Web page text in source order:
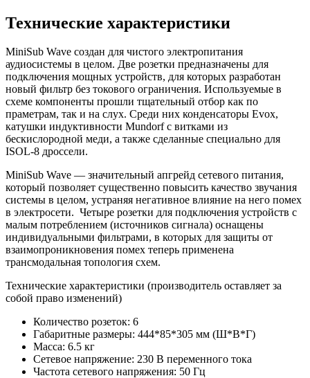
Технические характеристики
MiniSub Wave создан для чистого электропитания
аудиосистемы в целом. Две розетки предназначены для
подключения мощных устройств, для которых разработан
новый фильтр без токового ограничения. Используемые в
схеме компоненты прошли тщательный отбор как по
праметрам, так и на слух. Среди них конденсаторы Evox,
катушки индуктивности Mundorf с витками из
бескислородной меди, а также сделанные специально для
ISOL-8 дроссели.
MiniSub Wave — значительный апгрейд сетевого питания,
который позволяет существенно повысить качество звучания
системы в целом, устраняя негативное влияние на него помех
в электросети. Четыре розетки для подключения устройств с
малым потреблением (источников сигнала) оснащены
индивидуальными фильтрами, в которых для защиты от
взаимопроникновения помех теперь применена
трансмодальная топология схем.
Технические характеристики (производитель оставляет за
собой право изменений)
Количество розеток: 6
Габаритные размеры: 444*85*305 мм (Ш*В*Г)
Масса: 6.5 кг
Сетевое напряжение: 230 В переменного тока
Частота сетевого напряжения: 50 Гц